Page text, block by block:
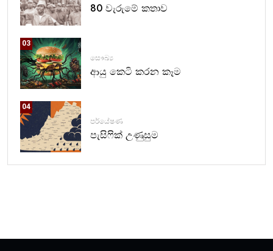
80 වැරුමේ කතාව
03
සෞඛ්‍ය
ආයු කෙටි කරන කෑම
04
පර්යේෂණ
පැසිෆික් උණුසුම